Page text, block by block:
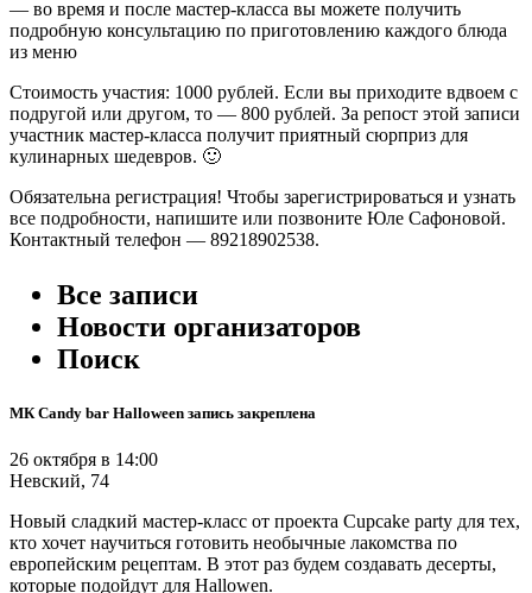
— во время и после мастер-класса вы можете получить
подробную консультацию по приготовлению каждого блюда
из меню
Стоимость участия: 1000 рублей. Если вы приходите вдвоем с
подругой или другом, то — 800 рублей. За репост этой записи
участник мастер-класса получит приятный сюрприз для
кулинарных шедевров. 🙂
Обязательна регистрация! Чтобы зарегистрироваться и узнать
все подробности, напишите или позвоните Юле Сафоновой.
Контактный телефон — 89218902538.
Все записи
Новости организаторов
Поиск
МК Candy bar Halloween запись закреплена
26 октября в 14:00
Невский, 74
Новый сладкий мастер-класс от проекта Cupcake party для тех,
кто хочет научиться готовить необычные лакомства по
европейским рецептам. В этот раз будем создавать десерты,
которые подойдут для Hallowen.